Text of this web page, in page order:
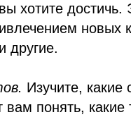
хотите
новых
другие.
Изучите, какие
понять,